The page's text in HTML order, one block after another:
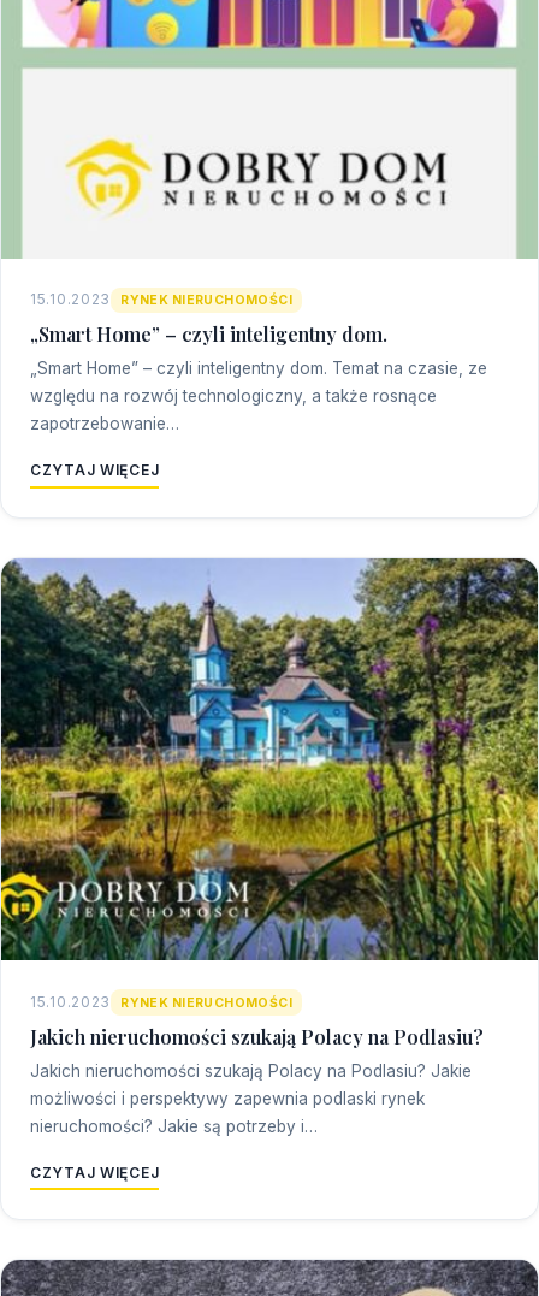
15.10.2023 RYNEK NIERUCHOMOŚCI
„Smart Home” – czyli inteligentny dom.
„Smart Home” – czyli inteligentny dom. Temat na czasie, ze
względu na rozwój technologiczny, a także rosnące
zapotrzebowanie…
CZYTAJ WIĘCEJ
15.10.2023 RYNEK NIERUCHOMOŚCI
Jakich nieruchomości szukają Polacy na Podlasiu?
Jakich nieruchomości szukają Polacy na Podlasiu? Jakie
możliwości i perspektywy zapewnia podlaski rynek
nieruchomości? Jakie są potrzeby i…
CZYTAJ WIĘCEJ